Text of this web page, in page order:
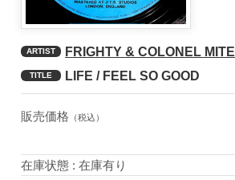
ARTIST FRIGHTY & COLONEL MITE
TITLE LIFE / FEEL SO GOOD
販売価格 （税込）
在庫状態 : 在庫有り